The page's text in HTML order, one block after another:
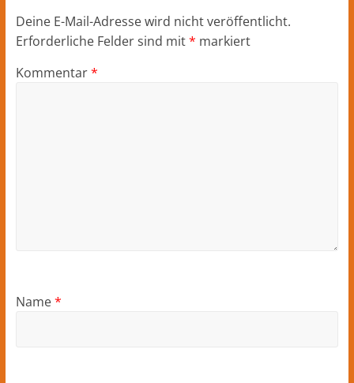
Deine E-Mail-Adresse wird nicht veröffentlicht.
Erforderliche Felder sind mit* markiert
Kommentar*
Name*